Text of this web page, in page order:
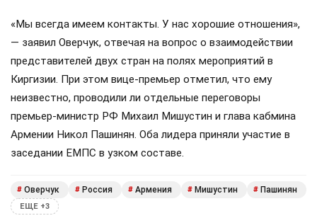
«Мы всегда имеем контакты. У нас хорошие отношения»,
— заявил Оверчук, отвечая на вопрос о взаимодействии
представителей двух стран на полях мероприятий в
Киргизии. При этом вице-премьер отметил, что ему
неизвестно, проводили ли отдельные переговоры
премьер-министр РФ Михаил Мишустин и глава кабмина
Армении Никол Пашинян. Оба лидера приняли участие в
заседании ЕМПС в узком составе.
# Оверчук # Россия # Армения # Мишустин # Пашинян
ЕЩЕ +3